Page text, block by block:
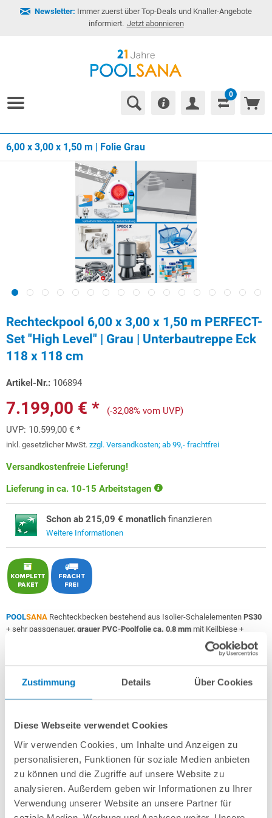
Zustimmung Details Über Cookies
Diese Webseite verwendet Cookies
Wir verwenden Cookies, um Inhalte und Anzeigen zu
personalisieren, Funktionen für soziale Medien anbieten
zu können und die Zugriffe auf unsere Website zu
analysieren. Außerdem geben wir Informationen zu Ihrer
Verwendung unserer Website an unsere Partner für
Newsletter: Immer zuerst über Top-Deals und Knaller-Angebote
informiert. Jetzt abonnieren
0
6,00 x 3,00 x 1,50 m | Folie Grau
Rechteckpool 6,00 x 3,00 x 1,50 m PERFECT-
Set "High Level" | Grau | Unterbautreppe Eck
118 x 118 cm
Artikel-Nr.: 106894
7.199,00 € *
(-32,08% vom UVP)
UVP: 10.599,00 € *
inkl. gesetzlicher MwSt. zzgl. Versandkosten; ab 99,- frachtfrei
Versandkostenfreie Lieferung!
Lieferung in ca. 10-15 Arbeitstagen
Schon ab 215,09 € monatlich finanzieren
Weitere Informationen
POOLSANA Rechteckbecken bestehend aus Isolier-Schalelementen PS30
+ sehr passgenauer, grauer PVC-Poolfolie ca. 0,8 mm mit Keilbiese +
AlsPERFECT-Set "High Level"inkl.:
UV-C Entkeimungsgerät 75 W
Wasserpflegebedarf deutlich!
Breitmaul-Einbauskimmer Slim für einen extra hohen Wasserstand
SandfilteranlagePOOL SANA PREMIUM 500 / SPECKPP 9(Pumpe
in Germany) inkl. Filtersand
Erdbeständiges Verrohrungsset PROFI Ø 50 mm+ Entleerungspaket
4-stufige Comfort-Unterbautreppe gerade 118 x 118 cm
7-teiliges Reinigungsset PROFI